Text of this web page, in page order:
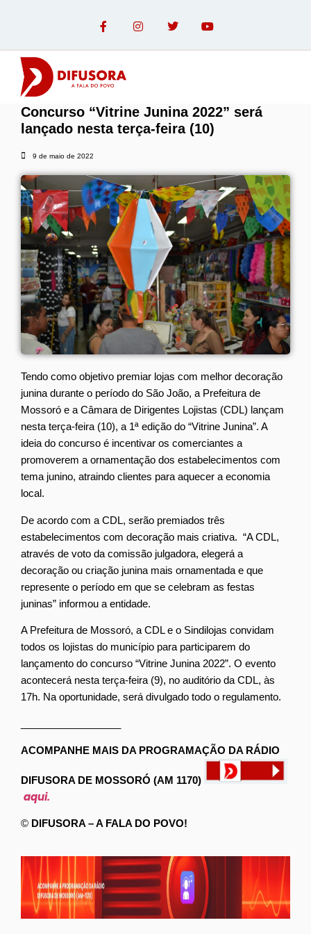
Concurso “Vitrine Junina 2022” será
lançado nesta terça-feira (10)
9 de maio de 2022
Tendo como objetivo premiar lojas com melhor decoração
junina durante o período do São João, a Prefeitura de
Mossoró e a Câmara de Dirigentes Lojistas (CDL) lançam
nesta terça-feira (10), a 1ª edição do “Vitrine Junina”. A
ideia do concurso é incentivar os comerciantes a
promoverem a ornamentação dos estabelecimentos com
tema junino, atraindo clientes para aquecer a economia
local.
De acordo com a CDL, serão premiados três
estabelecimentos com decoração mais criativa. “A CDL,
através de voto da comissão julgadora, elegerá a
decoração ou criação junina mais ornamentada e que
represente o período em que se celebram as festas
juninas” informou a entidade.
A Prefeitura de Mossoró, a CDL e o Sindilojas convidam
todos os lojistas do município para participarem do
lançamento do concurso “Vitrine Junina 2022”. O evento
acontecerá nesta terça-feira (9), no auditório da CDL, às
17h. Na oportunidade, será divulgado todo o regulamento.
ACOMPANHE MAIS DA PROGRAMAÇÃO DA RÁDIO
DIFUSORA DE MOSSORÓ (AM 1170)
aqui.
© DIFUSORA – A FALA DO POVO!